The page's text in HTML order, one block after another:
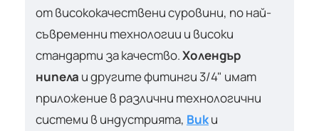
от висококачествени суровини, по най-
съвременни технологии и високи
стандарти за качество.Холендър
нипела и другите фитинги 3/4" имат
приложение в различни технологични
системи в индустрията, Вики